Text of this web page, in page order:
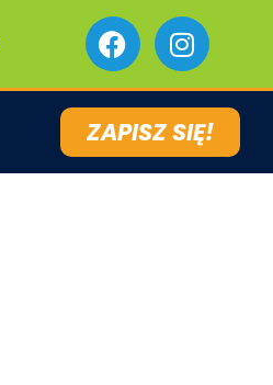
ZAPISZ SIĘ!